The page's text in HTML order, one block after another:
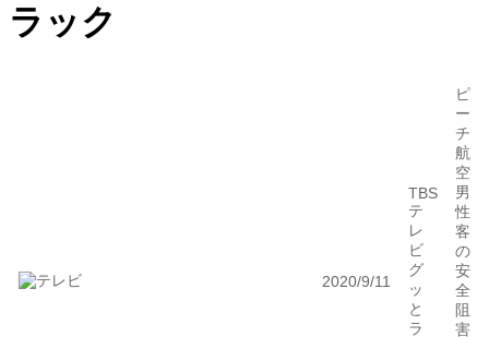
ラック
2020/9/11
TBS
テ
レ
ビ
グ
ッ
と
ラ
ピ
ー
チ
航
空
男
性
客
の
安
全
阻
害